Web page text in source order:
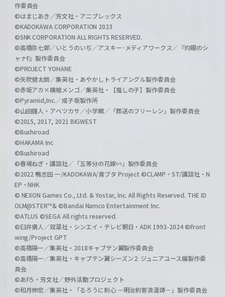
作委員会
©はまじあき／芳文社・アニプレックス
©KADOKAWA CORPORATION 2023
©SNK CORPORATION ALL RIGHTS RESERVED.
©高橋弥七郎／いとうのいぢ／アスキー･メディアワークス／『灼眼のシ
ャナF』製作委員会
©PROJECT YOHANE
©矢吹健太朗／集英社・あやかしトライアングル製作委員会
©赤坂アカ×横槍メンゴ／集英社・【推しの子】製作委員会
©Pyramid,Inc.／成子坂製作所
©山田鐘人・アベツカサ／小学館／「葬送のフリーレン」製作委員会
©2015, 2017, 2021 BIGWEST
©Bushiroad
©HAKAMA Inc
©Bushiroad
©春場ねぎ・講談社／「五等分の花嫁∽」製作委員会
©2022 鴨志田 一/KADOKAWA/青ブタ Project ©CLAMP・ST/講談社・N
EP・NHK
© NEXON Games Co., Ltd. & Yostar, Inc. All Rights Reserved. THE ID
OLM@STER™& ©Bandai Namco Entertainment Inc.
©ATLUS ©SEGA All rights reserved.
©臼井儀人／双葉社・シンエイ・テレビ朝日・ADK 1993-2024 ©Front
wing/Project GPT
©高橋陽一／集英社・2018キャプテン翼製作委員会
©高橋陽一／集英社・キャプテン翼シーズン２ ジュニアユース編製作委
員会
©あfろ・芳文社／野外活動プロジェクト
©和月伸宏／集英社・「るろうに剣心 －明治剣客浪漫譚－」製作委員会